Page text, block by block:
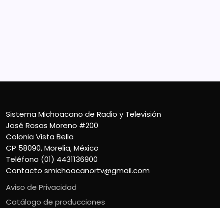
Sistema Michoacano de Radio y Televisión
José Rosas Moreno #200
Colonia Vista Bella
CP 58090, Morelia, México
Teléfono (01) 4431136900
Contacto smichoacanortv@gmail.com
Aviso de Privacidad
Catálogo de producciones